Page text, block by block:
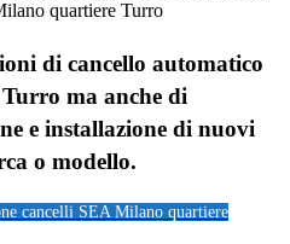
di cancello automatico
ma anche di
e installazione di nuovi
o modello.
cancelli SEA Milano quartiere